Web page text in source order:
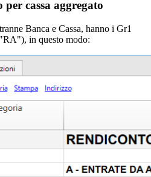
cassa aggregato
Banca e Cassa, hanno i Gr1
in questo modo: